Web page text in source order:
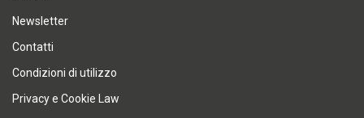
Newsletter
Contatti
Condizioni di utilizzo
Privacy e Cookie Law